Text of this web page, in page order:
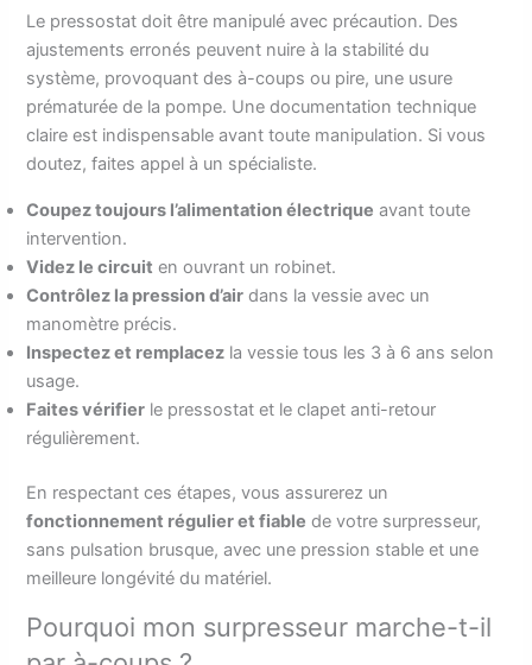
Le pressostat doit être manipulé avec précaution. Des
ajustements erronés peuvent nuire à la stabilité du
système, provoquant des à-coups ou pire, une usure
prématurée de la pompe. Une documentation technique
claire est indispensable avant toute manipulation. Si vous
doutez, faites appel à un spécialiste.
Coupez toujours l’alimentation électrique avant toute
intervention.
Videz le circuit en ouvrant un robinet.
Contrôlez la pression d’air dans la vessie avec un
manomètre précis.
Inspectez et remplacez la vessie tous les 3 à 6 ans selon
usage.
Faites vérifier le pressostat et le clapet anti-retour
régulièrement.
En respectant ces étapes, vous assurerez un
fonctionnement régulier et fiable de votre surpresseur,
sans pulsation brusque, avec une pression stable et une
meilleure longévité du matériel.
Pourquoi mon surpresseur marche-t-il